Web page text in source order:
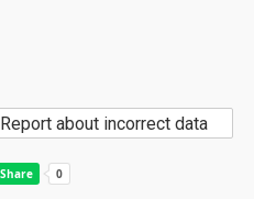
Report about incorrect data